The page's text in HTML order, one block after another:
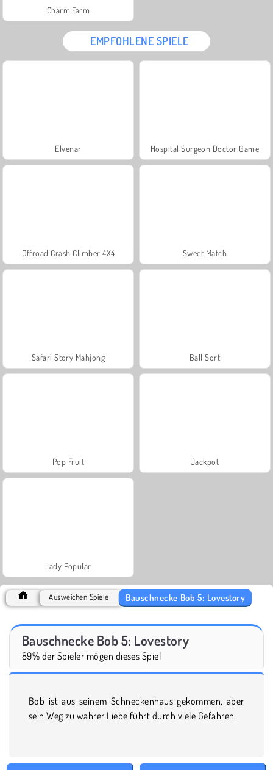
Charm Farm
EMPFOHLENE SPIELE
Elvenar Hospital Surgeon Doctor Game
Offroad Crash Climber 4X4 Sweet Match
Safari Story Mahjong Ball Sort
Pop Fruit Jackpot
Lady Popular
Ausweichen Spiele Bauschnecke Bob 5: Lovestory
Bauschnecke Bob 5: Lovestory
89% der Spieler mögen dieses Spiel
Bob ist aus seinem Schneckenhaus gekommen, aber
sein Weg zu wahrer Liebe führt durch viele Gefahren.